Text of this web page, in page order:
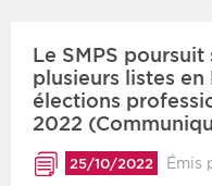
Le SMPS
plusieurs listes
élections
2022
25/10/2022 Émis